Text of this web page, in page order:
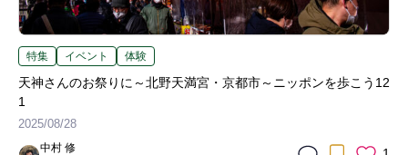
特集 イベント 体験
天神さんのお祭りに～北野天満宮・京都市～ニッポンを歩こう12
1
2025/08/28
中村 修